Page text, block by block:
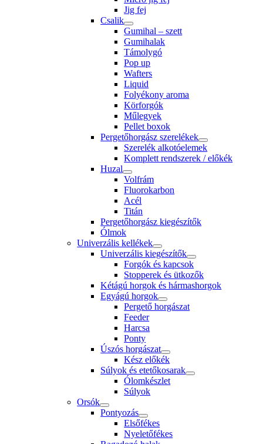
Jig fej
Csalik
Gumihal – szett
Gumihalak
Támolygó
Pop up
Wafters
Liquid
Folyékony aroma
Körforgók
Műlegyek
Pellet boxok
Pergetőhorgász szerelékek
Szerelék alkotóelemek
Komplett rendszerek / előkék
Huzal
Volfrám
Fluorokarbon
Acél
Titán
Pergetőhorgász kiegészítők
Ólmok
Univerzális kellékek
Univerzális kiegészítők
Forgók és kapcsok
Stopperek és ütkozők
Kétágú horgok és hármashorgok
Egyágú horgok
Pergető horgászat
Feeder
Harcsa
Ponty
Úszós horgászat
Kész előkék
Súlyok és etetőkosarak
Ólomkészlet
Súlyok
Orsók
Pontyozás
Elsőfékes
Nyeletőfékes